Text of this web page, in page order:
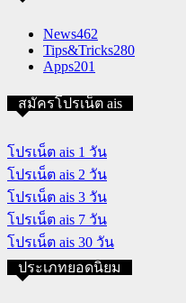
News462
Tips&Tricks280
Apps201
สมัครโปรเน็ต ais
โปรเน็ต ais 1 วัน
โปรเน็ต ais 2 วัน
โปรเน็ต ais 3 วัน
โปรเน็ต ais 7 วัน
โปรเน็ต ais 30 วัน
ประเภทยอดนิยม